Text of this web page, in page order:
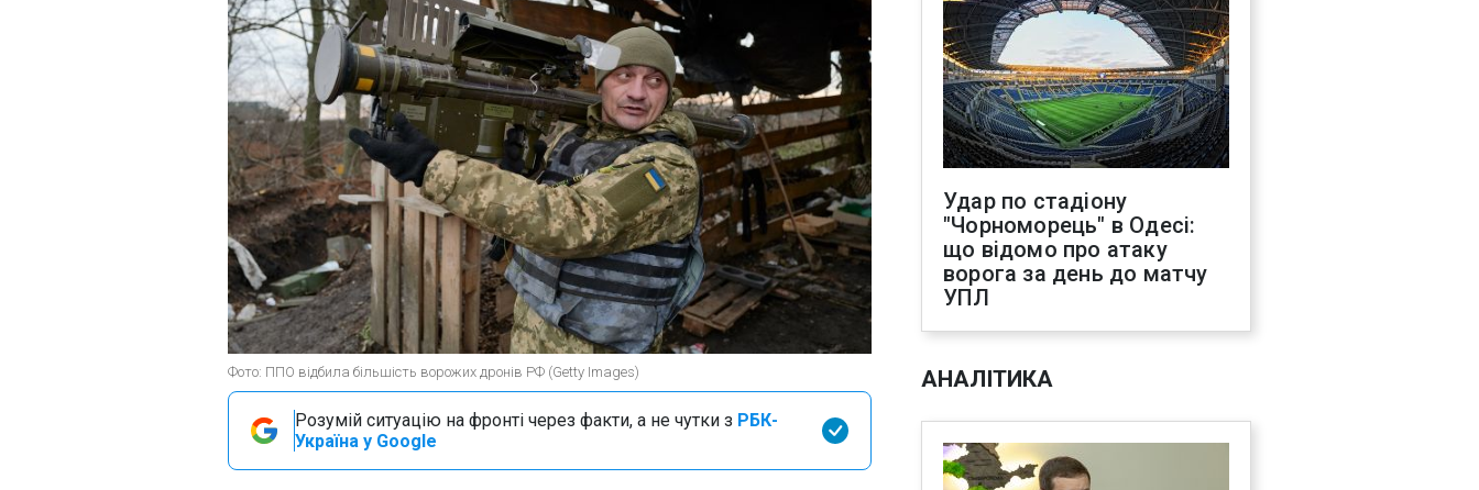
Фото: ППО відбила більшість ворожих дронів РФ (Getty Images)
Розумій ситуацію на фронті через факти, а не чутки з РБК-
Україна у Google
Удар по стадіону
"Чорноморець" в Одесі:
що відомо про атаку
ворога за день до матчу
УПЛ
АНАЛІТИКА